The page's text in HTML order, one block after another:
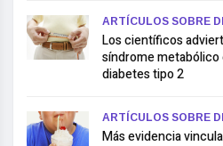
ARTÍCULOS SOBRE
Los científicos
síndrome metabólico
diabetes tipo 2
ARTÍCULOS SOBRE
Más evidencia